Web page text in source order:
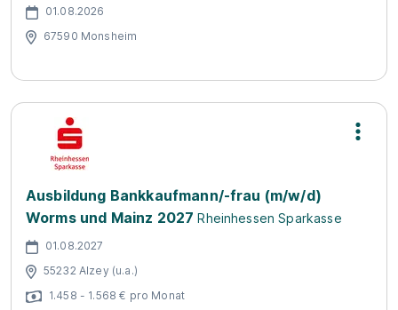
01.08.2026
67590 Monsheim
Ausbildung Bankkaufmann/-frau (m/w/d)
Worms und Mainz 2027 Rheinhessen Sparkasse
01.08.2027
55232 Alzey (u.a.)
1.458 - 1.568 € pro Monat